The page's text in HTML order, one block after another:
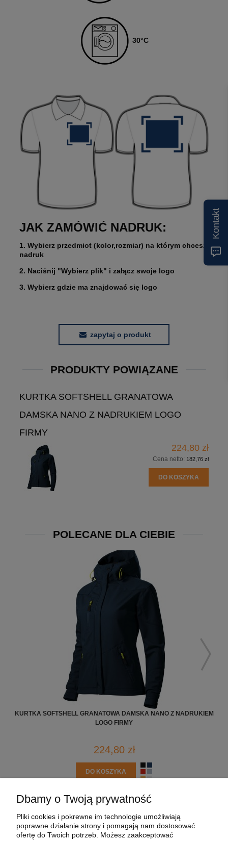
30°C
JAK ZAMÓWIĆ NADRUK:
1. Wybierz przedmiot (kolor,rozmiar) na którym chcesz
nadruk
2. Naciśnij "Wybierz plik" i załącz swoje logo
3. Wybierz gdzie ma znajdować się logo
zapytaj o produkt
PRODUKTY POWIĄZANE
KURTKA SOFTSHELL GRANATOWA
DAMSKA NANO Z NADRUKIEM LOGO
FIRMY
224,80 zł
Cena netto: 182,76 zł
DO KOSZYKA
POLECANE DLA CIEBIE
KURTKA SOFTSHELL GRANATOWA DAMSKA NANO Z NADRUKIEM
LOGO FIRMY
224,80 zł
DO KOSZYKA
MOJE KONTO
Dbamy o Twoją prywatność
Pliki cookies i pokrewne im technologie umożliwiają
poprawne działanie strony i pomagają nam dostosować
ofertę do Twoich potrzeb. Możesz zaakceptować
Kontakt